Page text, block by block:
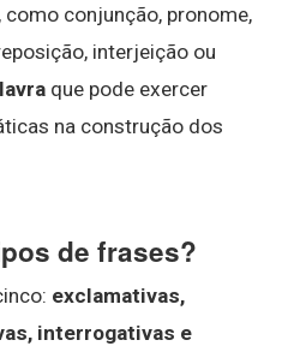
conjunção, pronome,
interjeição ou
que pode exercer
na construção dos
de frases?
exclamativas,
interrogativas e